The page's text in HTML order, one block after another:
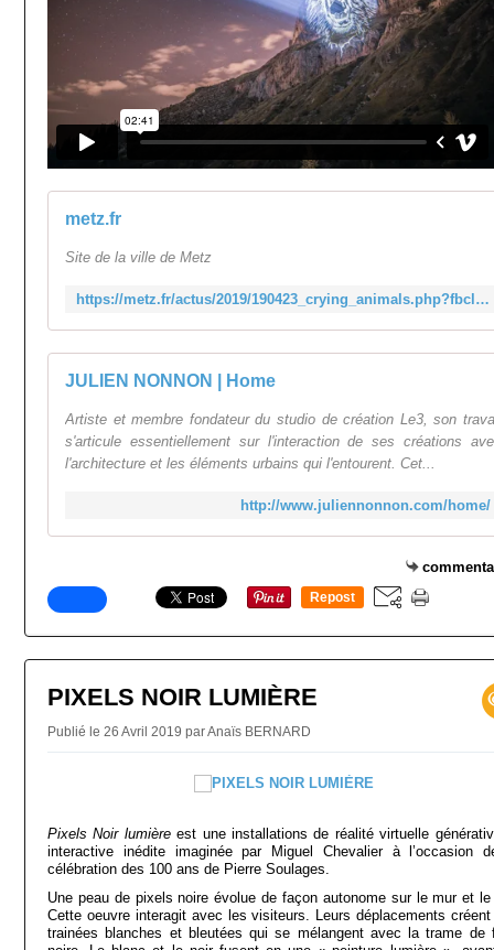
metz.fr
Site de la ville de Metz
https://metz.fr/actus/2019/190423_crying_animals.php?fbclid=IwAR0yXteHQ1yavP0_88lIoc9udWEyPBv8zox6u4G57SNpqOlO40F9oJB5VQo
JULIEN NONNON | Home
Artiste et membre fondateur du studio de création Le3, son
s'articule essentiellement sur l'interaction de ses créations
l'architecture et les éléments urbains qui l'entourent. Cet...
http://www.juliennonnon.com/home/
Repost
PIXELS NOIR LUMIÈRE
Publié le 26 Avril 2019 par Anaïs BERNARD
Pixels Noir lumièreest une installations de réalité virtuelle
interactive inédite imaginée par Miguel Chevalier à l’occasion
célébration des 100 ans de Pierre Soulages.
Une peau de pixels noire évolue de façon autonome sur le mur et
Cette oeuvre interagit avec les visiteurs. Leurs déplacements
trainées blanches et bleutées qui se mélangent avec la trame de